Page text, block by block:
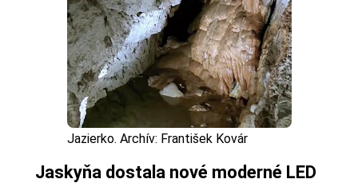
Jazierko. Archív: František Kovár
Jaskyňa dostala nové moderné LED